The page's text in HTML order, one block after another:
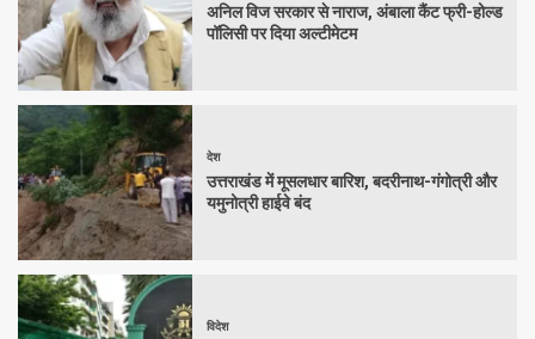
अनिल विज सरकार से नाराज, अंबाला कैंट फ्री-होल्ड
पॉलिसी पर दिया अल्टीमेटम
देश
उत्तराखंड में मूसलधार बारिश, बदरीनाथ-गंगोत्री और
यमुनोत्री हाईवे बंद
विदेश